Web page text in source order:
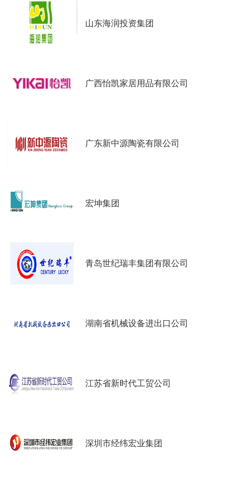
山东海润投资集团
广西怡凯家居用品有限公司
广东新中源陶瓷有限公司
宏坤集团
青岛世纪瑞丰集团有限公司
湖南省机械设备进出口公司
江苏省新时代工贸公司
深圳市经纬宏业集团